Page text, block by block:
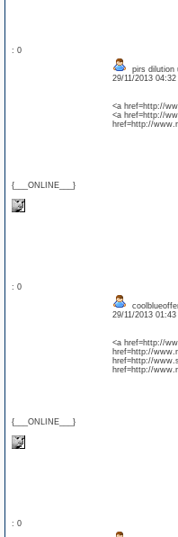
: 0
{___ONLINE___}
pirs dilution
29/11/2013
<a href=http://
<a href=http://
href=http://
: 0
{___ONLINE___}
29/11/2013
<a href=http://
href=http://
href=http://
href=http://
: 0